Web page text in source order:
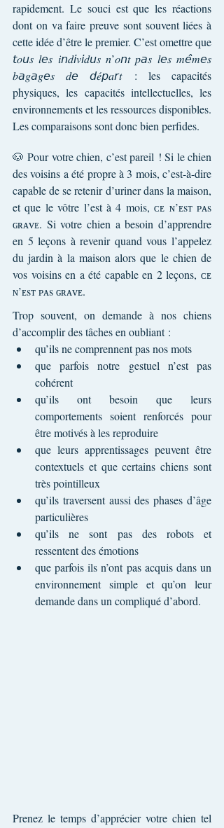
rapidement. Le souci est que les réactions
dont on va faire preuve sont souvent liées à
cette idée d’être le premier. C’est omettre que
𝘵𝑜𝘶𝑠 𝑙𝘦𝑠 𝑖𝘯𝑑𝘪𝑣𝘪𝑑𝘶𝑠 𝑛’𝑜𝘯𝑡 𝑝𝘢𝑠 𝑙𝘦𝑠 𝑚𝘦̂𝑚𝘦𝑠
𝑏𝘢𝑔𝘢𝑔𝘦𝑠 𝑑𝘦 𝘥𝑒́𝘱𝑎𝘳𝑡 : les capacités
physiques, les capacités intellectuelles, les
environnements et les ressources disponibles.
Les comparaisons sont donc bien perfides.
🐶 Pour votre chien, c’est pareil ! Si le chien
des voisins a été propre à 3 mois, c’est-à-dire
capable de se retenir d’uriner dans la maison,
et que le vôtre l’est à 4 mois, ᴄᴇ ɴ’ᴇsᴛ ᴘᴀs
ɢʀᴀᴠᴇ. Si votre chien a besoin d’apprendre
en 5 leçons à revenir quand vous l’appelez
du jardin à la maison alors que le chien de
vos voisins en a été capable en 2 leçons, ᴄᴇ
ɴ’ᴇsᴛ ᴘᴀs ɢʀᴀᴠᴇ.
Trop souvent, on demande à nos chiens
d’accomplir des tâches en oubliant :
qu’ils ne comprennent pas nos mots
que parfois notre gestuel n’est pas
cohérent
qu’ils ont besoin que leurs
comportements soient renforcés pour
être motivés à les reproduire
que leurs apprentissages peuvent être
contextuels et que certains chiens sont
très pointilleux
qu’ils traversent aussi des phases d’âge
particulières
qu’ils ne sont pas des robots et
ressentent des émotions
que parfois ils n’ont pas acquis dans un
environnement simple et qu’on leur
demande dans un compliqué d’abord.
Prenez le temps d’apprécier votre chien tel